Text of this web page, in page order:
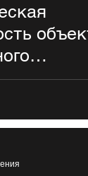
в
по ул.